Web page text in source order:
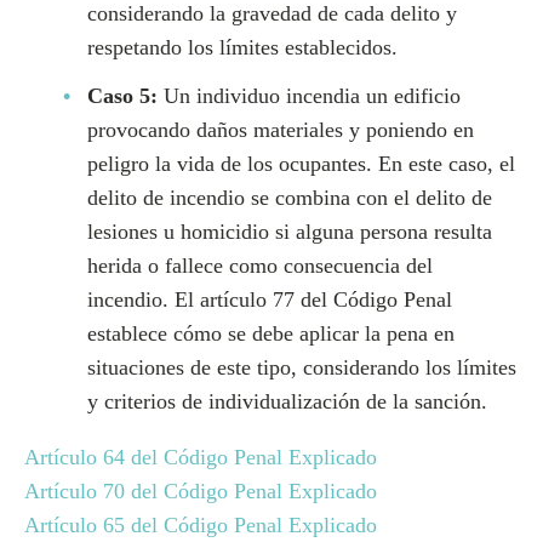
considerando la gravedad de cada delito y
respetando los límites establecidos.
Caso 5: Un individuo incendia un edificio
provocando daños materiales y poniendo en
peligro la vida de los ocupantes. En este caso, el
delito de incendio se combina con el delito de
lesiones u homicidio si alguna persona resulta
herida o fallece como consecuencia del
incendio. El artículo 77 del Código Penal
establece cómo se debe aplicar la pena en
situaciones de este tipo, considerando los límites
y criterios de individualización de la sanción.
Artículo 64 del Código Penal Explicado
Artículo 70 del Código Penal Explicado
Artículo 65 del Código Penal Explicado